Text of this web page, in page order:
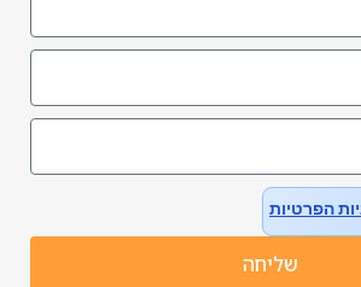
הפרטיות
שליחה